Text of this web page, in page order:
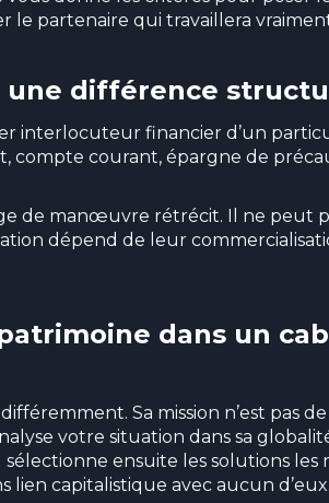
le partenaire qui travaillera
une différence
interlocuteur financier d’un
compte courant, épargne de
de manœuvre rétrécit. Il ne peut
dépend de leur
dans un
Sa mission n’est pas
votre situation dans sa globalité
sélectionne ensuite les solutions les
lien capitalistique avec aucun d’eux.